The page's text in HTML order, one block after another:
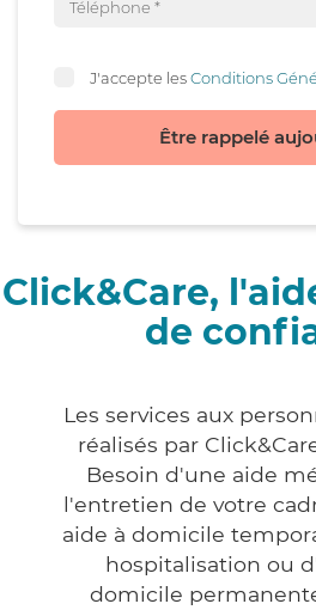
J'accepte lesConditions
Être rappelé
Click&Care,
de
Les services aux
réalisés par
Besoin d'une aide
l'entretien de votre
aide à domicile
hospitalisation ou
domicile